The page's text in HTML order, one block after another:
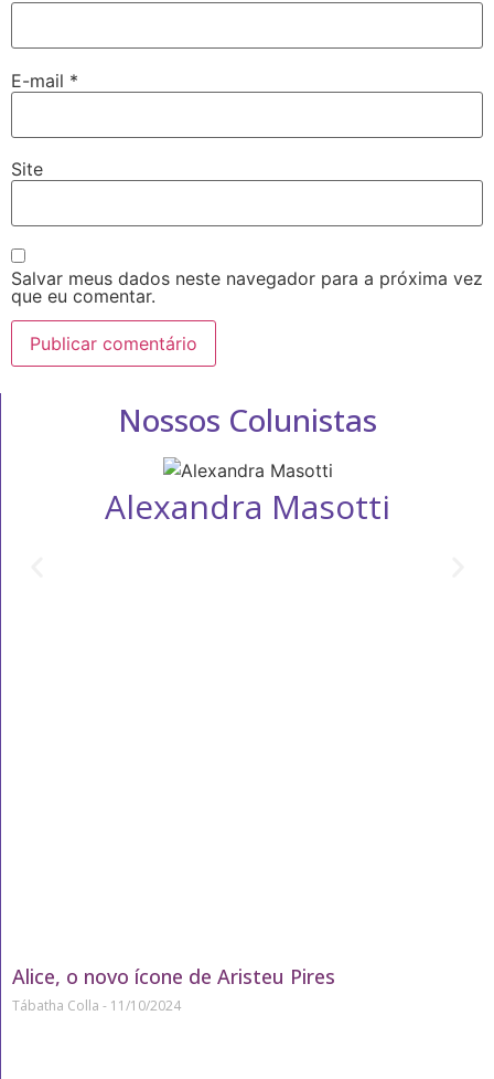
E-mail *
Site
Salvar meus dados neste navegador para a próxima vez
que eu comentar.
Nossos Colunistas
Alexandra Masotti
Alice, o novo ícone de Aristeu Pires
Tábatha Colla 11/10/2024